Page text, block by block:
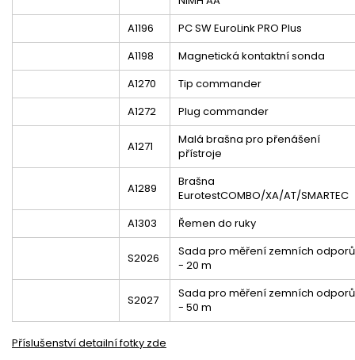
A1196
PC SW EuroLink PRO Plus
A1198
Magnetická kontaktní sonda
A1270
Tip commander
A1272
Plug commander
A1271
Malá brašna pro přenášení
přístroje
A1289
Brašna
EurotestCOMBO/XA/AT/SMARTEC
A1303
Řemen do ruky
S2026
Sada pro měření zemních odporů
- 20 m
S2027
Sada pro měření zemních odporů
- 50 m
Příslušenství detailní fotky zde